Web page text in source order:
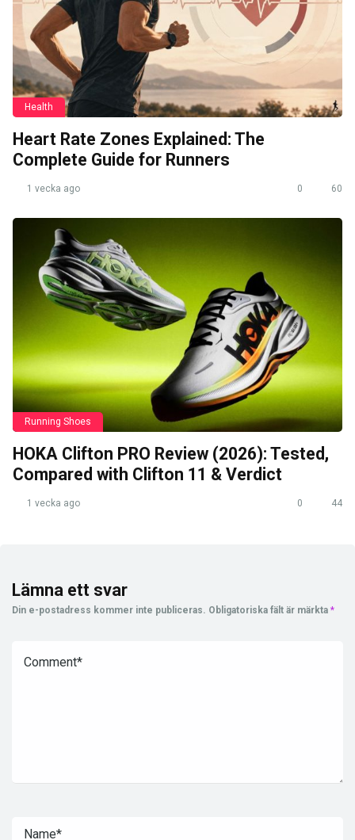
Health
Heart Rate Zones Explained: The
Complete Guide for Runners
1 vecka ago 0 60
Running Shoes
HOKA Clifton PRO Review (2026): Tested,
Compared with Clifton 11 & Verdict
1 vecka ago 0 44
Lämna ett svar
Din e-postadress kommer inte publiceras. Obligatoriska fält är märkta *